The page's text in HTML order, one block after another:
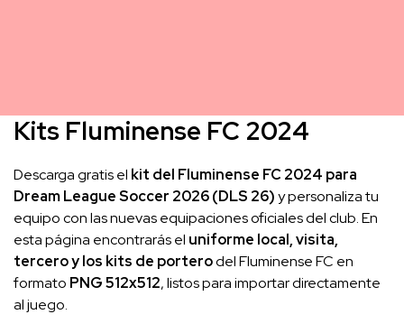
Kits Fluminense FC 2024
Descarga gratis el kit del Fluminense FC 2024 para
Dream League Soccer 2026 (DLS 26)y personaliza tu
equipo con las nuevas equipaciones oficiales del club. En
esta página encontrarás el uniforme local, visita,
tercero y los kits de porterodel Fluminense FC en
formato PNG 512x512, listos para importar directamente
al juego.